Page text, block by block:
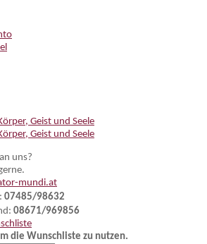
uns?
mundi.at
07485/98632
08671/969856
die Wunschliste zu nutzen.